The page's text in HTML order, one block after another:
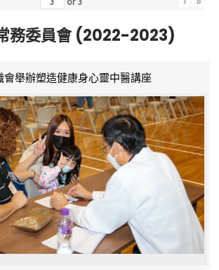
of3
務委員會 (2022-2023)
會舉辦塑造健康身心靈中醫講座